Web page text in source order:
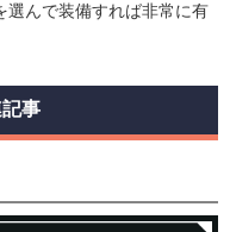
選んで装備すれば非常に有
事